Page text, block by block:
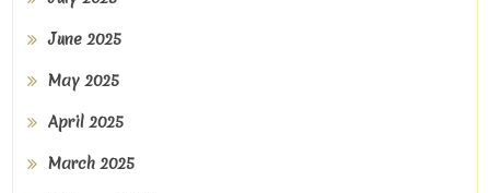
June 2025
May 2025
April 2025
March 2025